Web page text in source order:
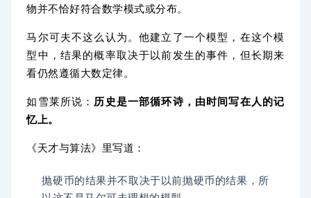
物并不恰好符合数学模式或分布。
马尔可夫不这么认为。他建立了一个模型，在这个模
型中，结果的概率取决于以前发生的事件，但长期来
看仍然遵循大数定律。
如 雪莱所说： 历史是一部循环诗，由时间写在人的记
忆上。
《天才与算法》里写道：
抛硬币的结果并不取决于以前抛硬币的结果，所